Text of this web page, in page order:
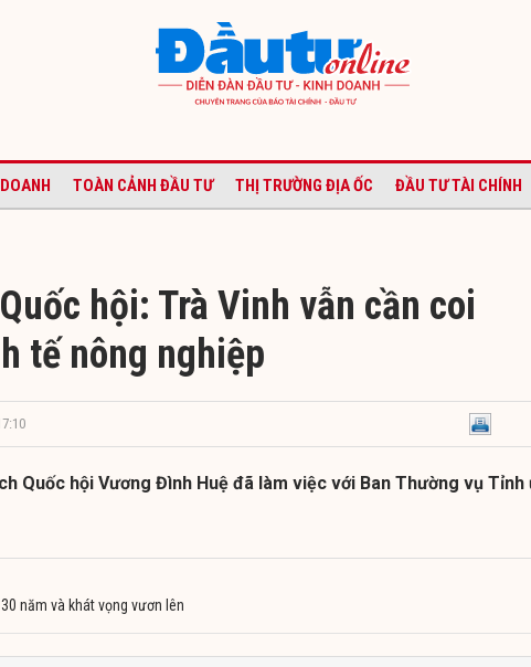
TOÀN CẢNH ĐẦU TƯ THỊ TRƯỜNG ĐỊA ỐC ĐẦU TƯ TÀI CHÍNH
hội: Trà Vinh vẫn cần coi
tế nông nghiệp
Quốc hội Vương Đình Huệ đã làm việc với Ban Thường vụ Tỉnh
năm và khát vọng vươn lên